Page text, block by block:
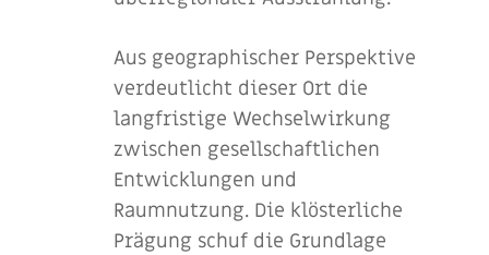
Aus geographischer Perspektive
verdeutlicht dieser Ort die
langfristige Wechselwirkung
zwischen gesellschaftlichen
Entwicklungen und
Raumnutzung. Die klösterliche
Prägung schuf die Grundlage